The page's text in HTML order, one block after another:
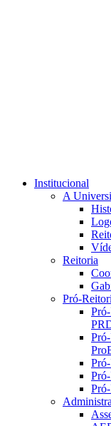
Institucional
A
Reitoria
Pró-